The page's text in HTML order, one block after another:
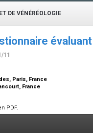
DE VÉNÉRÉOLOGIE
11
Paris, France
France
PDF.